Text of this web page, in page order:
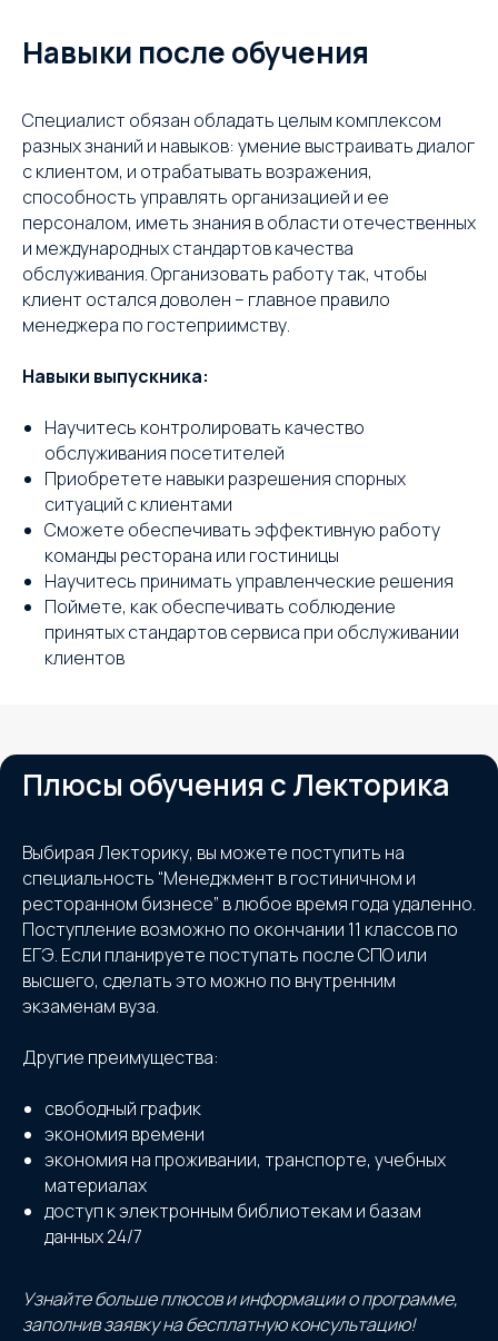
Навыки после обучения
Cпециалист обязан обладать целым комплексом
разных знаний и навыков: умение выстраивать диалог
с клиентом, и отрабатывать возражения,
способность управлять организацией и ее
персоналом, иметь знания в области отечественных
и международных стандартов качества
обслуживания. Организовать работу так, чтобы
клиент остался доволен – главное правило
менеджера по гостеприимству.
Навыки выпускника:
Научитесь контролировать качество
обслуживания посетителей
Приобретете навыки разрешения спорных
ситуаций с клиентами
Сможете обеспечивать эффективную работу
команды ресторана или гостиницы
Научитесь принимать управленческие решения
Поймете, как обеспечивать соблюдение
принятых стандартов сервиса при обслуживании
клиентов
Плюсы обучения с Лекторика
Выбирая Лекторику, вы можете поступить на
специальность “Менеджмент в гостиничном и
ресторанном бизнесе” в любое время года удаленно.
Поступление возможно по окончании 11 классов по
ЕГЭ. Если планируете поступать после СПО или
высшего, сделать это можно по внутренним
экзаменам вуза.
Другие преимущества:
свободный график
экономия времени
экономия на проживании, транспорте, учебных
материалах
доступ к электронным библиотекам и базам
данных 24/7
Узнайте больше плюсов и информации о программе,
заполнив заявку на бесплатную консультацию!